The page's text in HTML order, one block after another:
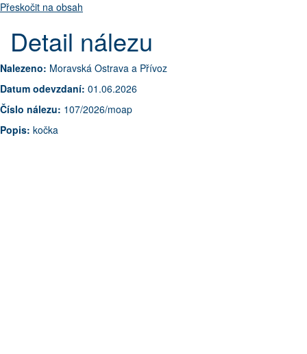
Přeskočit na obsah
Detail nálezu
Nalezeno: Moravská Ostrava a Přívoz
Datum odevzdaní: 01.06.2026
Číslo nálezu: 107/2026/moap
Popis: kočka